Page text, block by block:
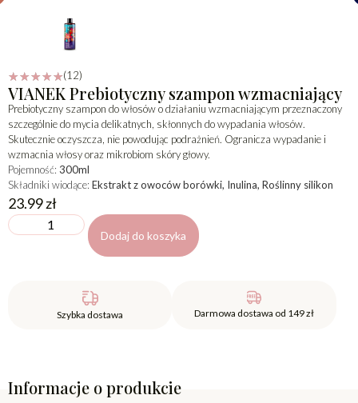
☆☆☆☆☆(12)
VIANEK Prebiotyczny szampon wzmacniający
Prebiotyczny szampon do włosów o działaniu wzmacniającym przeznaczony
szczególnie do mycia delikatnych, skłonnych do wypadania włosów.
Skutecznie oczyszcza, nie powodując podrażnień. Ogranicza wypadanie i
wzmacnia włosy oraz mikrobiom skóry głowy.
Pojemność: 300ml
Składniki wiodące: Ekstrakt z owoców borówki, Inulina, Roślinny silikon
23.99zł
Dodaj do koszyka
Szybka dostawa Darmowa dostawa od 149 zł
Informacje o produkcie